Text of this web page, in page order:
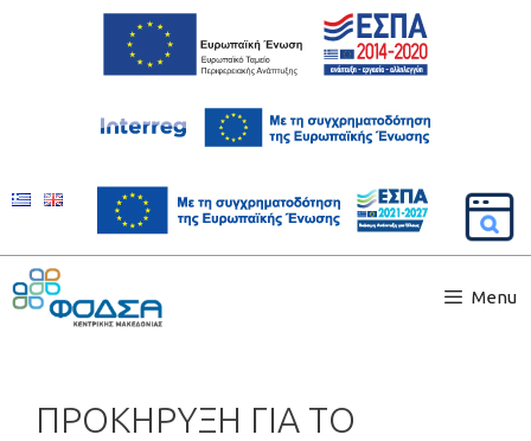
Menu
ΠΡΟΚΗΡΥΞΗ ΓΙΑ ΤΟ